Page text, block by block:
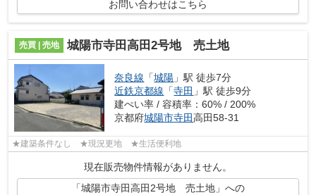
お問い合わせはこちら
売買 | 売地 城陽市寺田高田2号地 売土地
奈良線 「城陽 」駅 徒歩7分
近鉄京都線 「寺田 」駅 徒歩9分
建ぺい率 / 容積率：60% / 200%
京都府城陽市寺田高田58-31
★建築条件なし ★現況更地 ★生活便利地
現在販売物件情報がありません。
「城陽市寺田高田2号地 売土地」への